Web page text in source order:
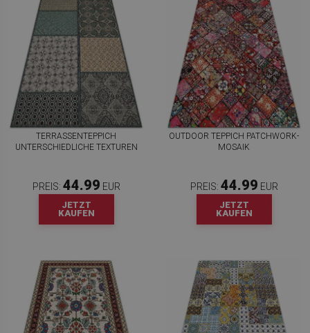
TERRASSENTEPPICH
UNTERSCHIEDLICHE TEXTUREN
PREIS: 44.99 EUR
JETZT
KAUFEN
OUTDOOR TEPPICH PATCHWORK-
MOSAIK
PREIS: 44.99 EUR
JETZT
KAUFEN